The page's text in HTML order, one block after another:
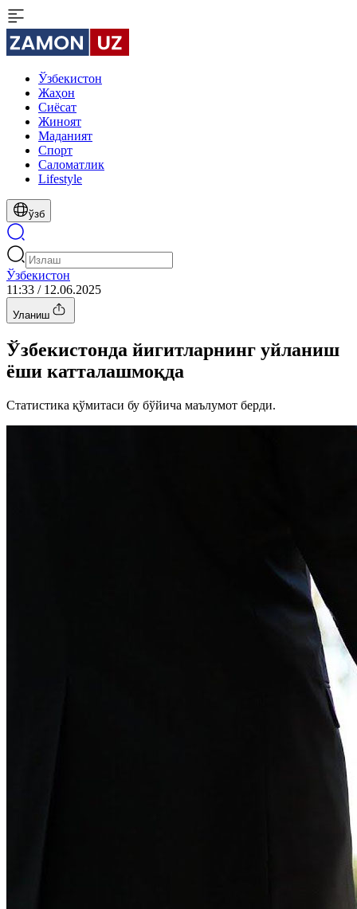
Ўзбекистон
Жаҳон
Сиёсат
Жиноят
Маданият
Спорт
Cаломатлик
Lifestyle
ўзб
Ўзбекистон
11:33 / 12.06.2025
Уланиш
Ўзбекистонда йигитларнинг уйланиш
ёши катталашмоқда
Статистика қўмитаси бу бўйича маълумот берди.